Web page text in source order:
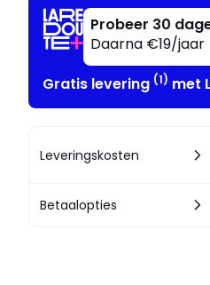
!
Probeer 30
Daarna €19/jaar
Gratis levering (1) met
Leveringskosten
Betaalopties